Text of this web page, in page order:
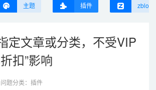
主题 插件 zblog
定文章或分类，不受VIP
扣”影响
问题分类： 插件